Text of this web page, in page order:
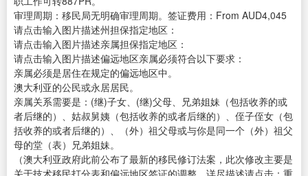
审理周期：移民局无明确审理周期。签证费用：From AUD4,045
请点击输入图片描述州担保指定地区：
请点击输入图片描述亲属担保指定地区：
请点击输入图片描述偏远地区亲属必须符合以下要求：
亲属必须是居住在规定的偏远地区中。
澳大利亚的公民或永居居民。
亲属关系需要是：(继)子女、(继)父母、兄弟姐妹（包括收养的或
者后继的）、姑叔舅姨（包括收养的或者后继的）、侄子侄女（包
括收养的或者后继的）、（外）祖父母或与你是同一个（外）祖父
母的堂（表）兄弟姐妹。
（澳大利亚政府此前公布了最新的移民修订法案，此次修改主要是